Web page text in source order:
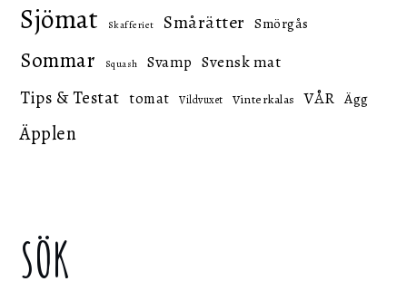
Sjömat Skafferiet Smårätter Smörgås
Sommar Squash Svamp Svensk mat
Tips & Testat tomat Vildvuxet Vinterkalas VÅR Ägg
Äpplen
SÖK